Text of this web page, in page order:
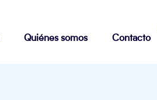
Quiénes somos Contacto